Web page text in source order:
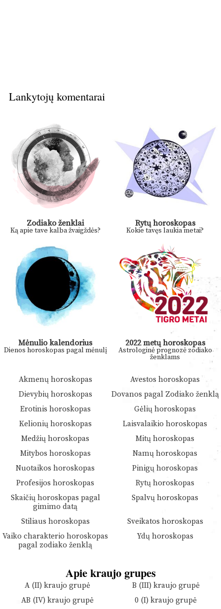
Lankytojų komentarai
Zodiako ženklai
Ką apie tave kalba žvaigždės?
Rytų horoskopas
Kokie tavęs laukia metai?
Mėnulio kalendorius
Dienos horoskopas pagal mėnulį
2022 metų horoskopas
Astrologinė prognozė zodiako
ženklams
Akmenų horoskopas
Avestos horoskopas
Dievybių horoskopas
Dovanos pagal Zodiako ženklą
Erotinis horoskopas
Gėlių horoskopas
Kelionių horoskopas
Laisvalaikio horoskopas
Medžių horoskopas
Mitų horoskopas
Mitybos horoskopas
Namų horoskopas
Nuotaikos horoskopas
Pinigų horoskopas
Profesijos horoskopas
Rytų horoskopas
Skaičių horoskopas pagal
gimimo datą
Spalvų horoskopas
Stiliaus horoskopas
Sveikatos horoskopas
Vaiko charakterio horoskopas
pagal zodiako ženklą
Ydų horoskopas
Apie kraujo grupes
A (II) kraujo grupė
B (III) kraujo grupė
AB (IV) kraujo grupė
0 (I) kraujo grupė